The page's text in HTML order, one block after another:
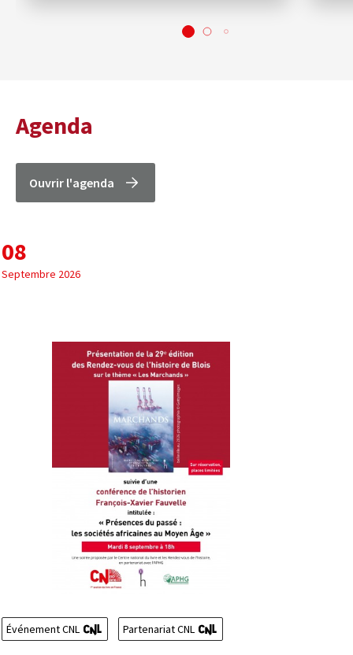
Agenda
Ouvrir l'agenda
08
Septembre 2026
Événement CNL Partenariat CNL